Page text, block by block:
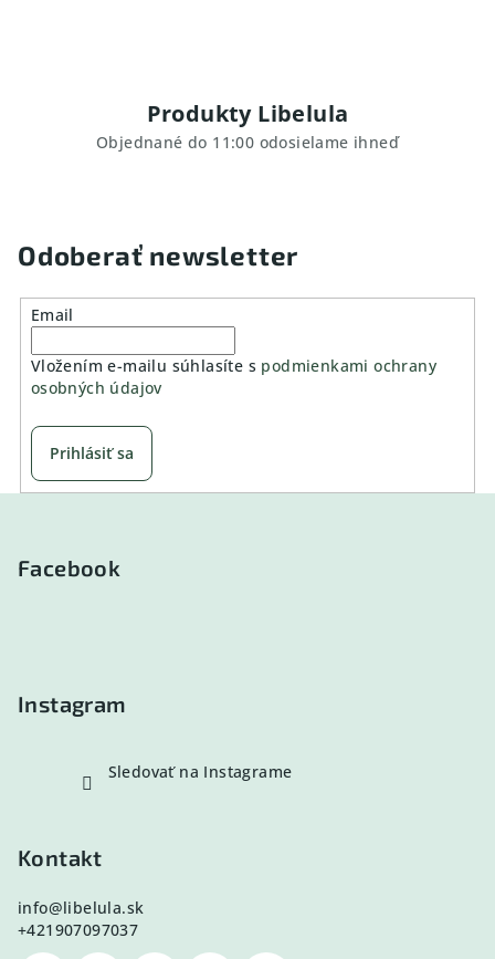
Produkty Libelula
Objednané do 11:00 odosielame ihneď
Odoberať newsletter
Email
Vložením e-mailu súhlasíte s podmienkami ochrany
osobných údajov
Prihlásiť sa
Facebook
Instagram
Sledovať na Instagrame
Kontakt
info@libelula.sk
+421907097037